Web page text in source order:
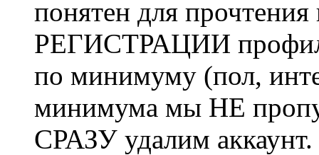
понятен для
РЕГИСТРАЦИИ профиль
по минимуму (пол,
минимума мы НЕ
СРАЗУ удалим